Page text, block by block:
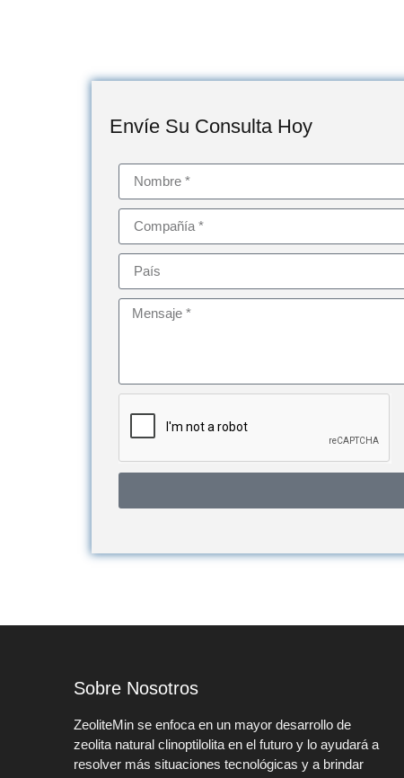
Envíe Su Consulta Hoy
Sobre Nosotros
ZeoliteMin se enfoca en un mayor desarrollo de
zeolita natural clinoptilolita en el futuro y lo ayudará a
resolver más situaciones tecnológicas y a brindar